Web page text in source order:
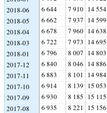
2018-06
6 644 7 910 14 554
2018-05
6 662 7 937 14 599
2018-04
6 678 7 960 14 638
2018-03
6 722 7 973 14 695
2018-01
6 796 8 007 14 803
2017-12
6 840 8 046 14 886
2017-11
6 883 8 101
14 984
2017-10
6 914 8 139 15 053
2017-09
6 930 8 185 15 115
2017-08
6 935 8 221
15 156